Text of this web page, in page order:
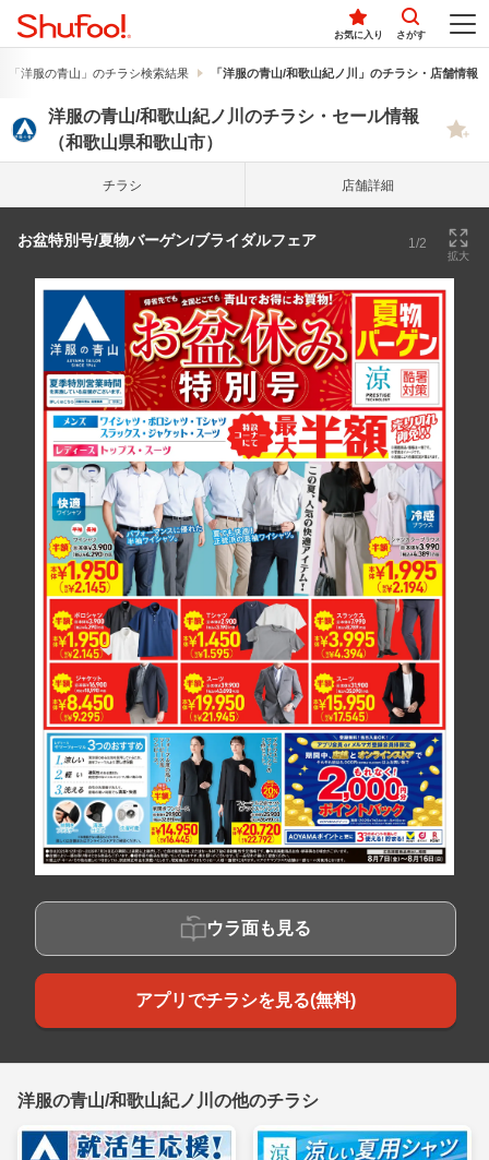
お気に入り さがす
「洋服の青山」のチラシ検索結果 「洋服の青山/和歌山紀ノ川」のチラシ・店舗情報
洋服の青山/和歌山紀ノ川のチラシ・セール情報
（和歌山県和歌山市）
チラシ 店舗詳細
お盆特別号/夏物バーゲン/ブライダルフェア 1/2
拡大
ウラ面も見る
アプリでチラシを見る(無料)
洋服の青山/和歌山紀ノ川の他のチラシ